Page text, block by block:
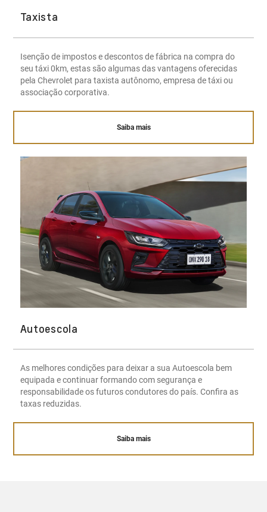
Taxista
Isenção de impostos e descontos de fábrica na compra do
seu táxi 0km, estas são algumas das vantagens oferecidas
pela Chevrolet para taxista autônomo, empresa de táxi ou
associação corporativa.
Saiba mais
Autoescola
As melhores condições para deixar a sua Autoescola bem
equipada e continuar formando com segurança e
responsabilidade os futuros condutores do país. Confira as
taxas reduzidas.
Saiba mais